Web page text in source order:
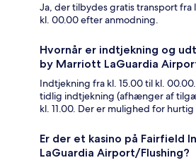
Ja, der tilbydes gratis transport
kl. 00.00 efter anmodning.
Hvornår er indtjekning og
by Marriott LaGuardia
Indtjekning fra kl. 15.00 til kl.
tidlig indtjekning (afhænger af
kl. 11.00. Der er mulighed for
Er der et kasino på Fairfield
LaGuardia Airport/Flushing?